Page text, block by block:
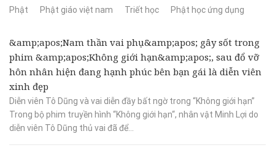
Phật
Phật giáo việt nam Triết học Phật học ứng dụng
&amp;apos;Nam thần vai phụ&amp;apos; gây sốt trong
phim &amp;apos;Không giới hạn&amp;apos;, sau đổ vỡ
hôn nhân hiện đang hạnh phúc bên bạn gái là diễn viên
xinh đẹp
Diễn viên Tô Dũng và vai diễn đầy bất ngờ trong “Không giới hạn”
Trong bộ phim truyền hình “Không giới hạn“, nhân vật Minh Lợi do
diễn viên Tô Dũng thủ vai đã để...